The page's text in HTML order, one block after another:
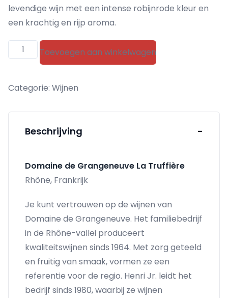
levendige wijn met een intense robijnrode kleur en
een krachtig en rijp aroma.
Domaine
de
La
Toevoegen aan winkelwagen
Categorie: Wijnen
Beschrijving -
Domaine de Grangeneuve La Truffière
Rhône, Frankrijk
Je kunt vertrouwen op de wijnen van
Domaine de Grangeneuve. Het familiebedrijf
in de Rhône-vallei produceert
kwaliteitswijnen sinds 1964. Met zorg geteeld
en fruitig van smaak, vormen ze een
referentie voor de regio. Henri Jr. leidt het
bedrijf sinds 1980, waarbij ze wijnen